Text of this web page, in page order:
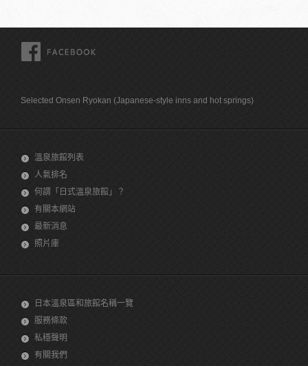
Selected Onsen Ryokan (Japanese-style inns and hot springs)
溫泉旅館列表
人氣排名
何謂「日式溫泉旅館」？
有關本網站
最新消息
照片庫
日本溫泉區和旅館名稱一覽
服務條款
私穩聲明
有關我們